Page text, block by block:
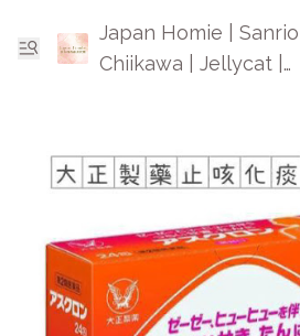
Japan Homie | Sanrio |
Chiikawa | Jellycat |